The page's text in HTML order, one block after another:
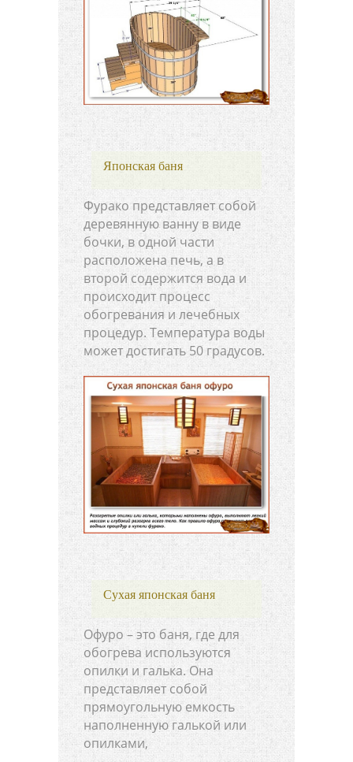
Японская баня
Фурако представляет собой
деревянную ванну в виде
бочки, в одной части
расположена печь, а в
второй содержится вода и
происходит процесс
обогревания и лечебных
процедур. Температура воды
может достигать 50 градусов.
Сухая японская баня
Офуро – это баня, где для
обогрева используются
опилки и галька. Она
представляет собой
прямоугольную емкость
наполненную галькой или
опилками,